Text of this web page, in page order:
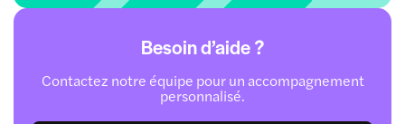
Besoin d’aide ?
Contactez notre équipe pour un accompagnement
personnalisé.